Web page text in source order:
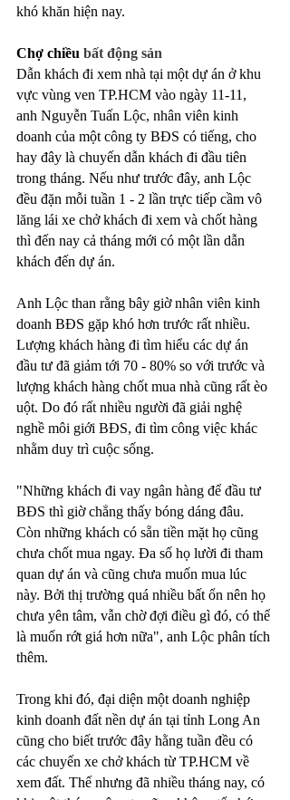
khó khăn hiện nay.
Chợ chiều bất động sản
Dẫn khách đi xem nhà tại một dự án ở khu
vực vùng ven TP.HCM vào ngày 11-11,
anh Nguyễn Tuấn Lộc, nhân viên kinh
doanh của một công ty BĐS có tiếng, cho
hay đây là chuyến dẫn khách đi đầu tiên
trong tháng. Nếu như trước đây, anh Lộc
đều đặn mỗi tuần 1 - 2 lần trực tiếp cầm vô
lăng lái xe chở khách đi xem và chốt hàng
thì đến nay cả tháng mới có một lần dẫn
khách đến dự án.
Anh Lộc than rằng bây giờ nhân viên kinh
doanh BĐS gặp khó hơn trước rất nhiều.
Lượng khách hàng đi tìm hiểu các dự án
đầu tư đã giảm tới 70 - 80% so với trước và
lượng khách hàng chốt mua nhà cũng rất èo
uột. Do đó rất nhiều người đã giải nghệ
nghề môi giới BĐS, đi tìm công việc khác
nhằm duy trì cuộc sống.
"Những khách đi vay ngân hàng để đầu tư
BĐS thì giờ chẳng thấy bóng dáng đâu.
Còn những khách có sẵn tiền mặt họ cũng
chưa chốt mua ngay. Đa số họ lười đi tham
quan dự án và cũng chưa muốn mua lúc
này. Bởi thị trường quá nhiều bất ổn nên họ
chưa yên tâm, vẫn chờ đợi điều gì đó, có thể
là muốn rớt giá hơn nữa", anh Lộc phân tích
thêm.
Trong khi đó, đại diện một doanh nghiệp
kinh doanh đất nền dự án tại tỉnh Long An
cũng cho biết trước đây hằng tuần đều có
các chuyến xe chở khách từ TP.HCM về
xem đất. Thế nhưng đã nhiều tháng nay, có